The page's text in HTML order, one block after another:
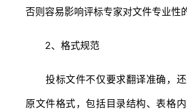
否则容易影响评标专家对文件专业性
2、格式规范
投标文件不仅要求翻译准确，还
原文件格式，包括目录结构、表格